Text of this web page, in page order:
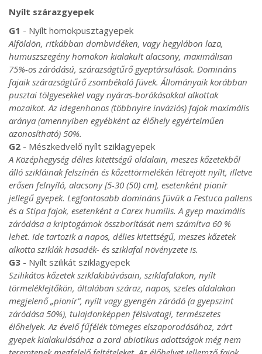
Nyílt szárazgyepek
G1 - Nyílt homokpusztagyepek
Alföldön, ritkábban dombvidéken, vagy hegylábon laza,
humuszszegény homokon kialakult alacsony, maximálisan
75%-os záródású, szárazságtűrő gyeptársulások. Domináns
fajaik szárazságtűrő zsombékoló füvek. Állományaik korábban
pusztai tölgyesekkel vagy nyáras-borókásokkal alkottak
mozaikot. Az idegenhonos (többnyire inváziós) fajok maximális
aránya (amennyiben egyébként az élőhely egyértelműen
azonosítható) 50%.
G2 - Mészkedvelő nyílt sziklagyepek
A Középhegység délies kitettségű oldalain, meszes kőzetekből
álló szikláinak felszínén és kőzettörmelékén létrejött nyílt, illetve
erősen felnyíló, alacsony [5-30 (50) cm], esetenként pionír
jellegű gyepek. Legfontosabb domináns füvük a Festuca pallens
és a Stipa fajok, esetenként a Carex humilis. A gyep maximális
záródása a kriptogámok összborítását nem számítva 60 %
lehet. Ide tartozik a napos, délies kitettségű, meszes kőzetek
alkotta sziklák hasadék- és sziklafal növényzete is.
G3 - Nyílt szilikát sziklagyepek
Szilikátos kőzetek sziklakibúvásain, sziklafalakon, nyílt
törmeléklejtőkön, általában száraz, napos, szeles oldalakon
megjelenő „pionír”, nyílt vagy gyengén záródó (a gyepszint
záródása 50%), tulajdonképpen félsivatagi, természetes
élőhelyek. Az évelő fűfélék tömeges elszaporodásához, zárt
gyepek kialakulásához a zord abiotikus adottságok még nem